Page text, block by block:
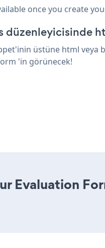
once you create
düzenleyicisinde
üstüne html veya
'in görünecek!
Evaluation